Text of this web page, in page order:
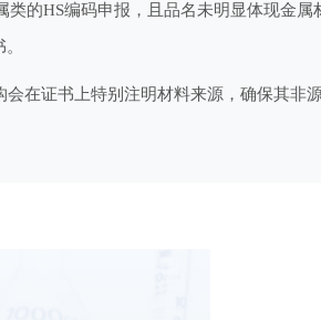
的HS编码申报，且品名未明显体现金
在证书上特别注明材料来源，确保其